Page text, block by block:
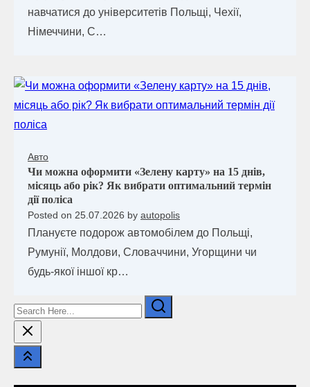
навчатися до університетів Польщі, Чехії,
Німеччини, С…
Авто
Чи можна оформити «Зелену карту» на 15 днів,
місяць або рік? Як вибрати оптимальний термін
дії поліса
Posted on 25.07.2026 by autopolis
Плануєте подорож автомобілем до Польщі,
Румунії, Молдови, Словаччини, Угорщини чи
будь-якої іншої кр…
Search
Here...